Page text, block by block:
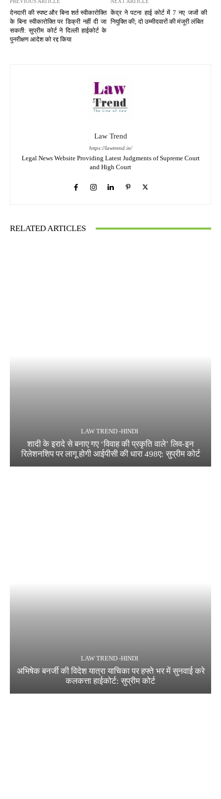
देनदारी की स्पष्ट और बिना शर्त स्वीकारोक्ति
के बिना स्वीकारोक्ति पर डिक्री नहीं दी जा
सकती: सुप्रीम कोर्ट ने दिल्ली हाईकोर्ट के
पुनरीक्षण आदेश को रद्द किया
केंद्र ने पटना हाई कोर्ट में 7 नए जजों की
नियुक्ति की; दो उम्मीदवारों की मंजूरी लंबित
Law Trend
https://lawtrend.in/
Legal News Website Providing Latest Judgments of Supreme Court
and High Court
RELATED ARTICLES
LAW TREND -HINDI
शादी के इरादे से बनाए गए ‘विवाह की प्रकृति वाले’ लिव-इन
रिलेशनशिप पर लागू होगी आईपीसी की धारा 498ए: सुप्रीम कोर्ट
LAW TREND -HINDI
अभिषेक बनर्जी की विदेश यात्रा याचिका पर हफ्ते भर में सुनवाई करे
कलकत्ता हाईकोर्ट: सुप्रीम कोर्ट